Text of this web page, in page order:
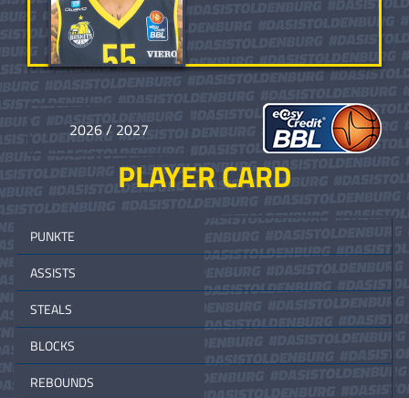
2026 / 2027
PLAYER CARD
PUNKTE
ASSISTS
STEALS
BLOCKS
REBOUNDS